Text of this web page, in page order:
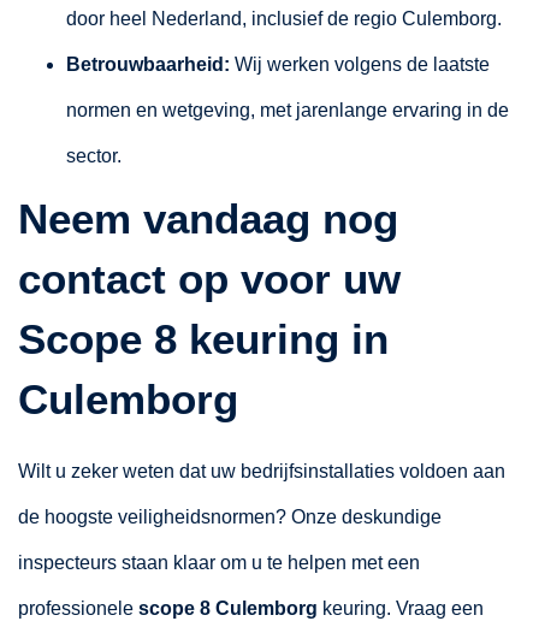
door heel Nederland, inclusief de regio Culemborg.
Betrouwbaarheid: Wij werken volgens de laatste
normen en wetgeving, met jarenlange ervaring in de
sector.
Neem vandaag nog
contact op voor uw
Scope 8 keuring in
Culemborg
Wilt u zeker weten dat uw bedrijfsinstallaties voldoen aan
de hoogste veiligheidsnormen? Onze deskundige
inspecteurs staan klaar om u te helpen met een
professionele scope 8 Culemborg keuring. Vraag een